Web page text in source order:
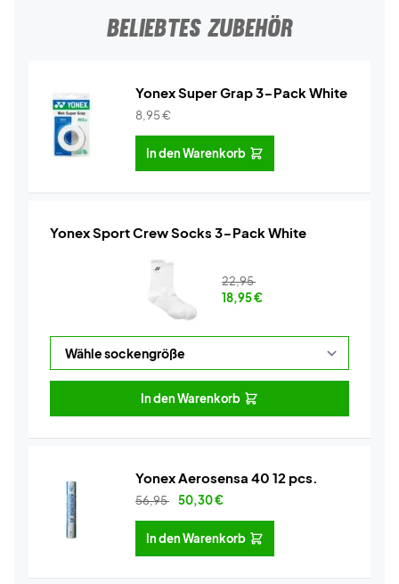
BELIEBTES ZUBEHÖR
Yonex Super Grap 3-Pack White
8,95€
In den Warenkorb
Yonex Sport Crew Socks 3-Pack White
22,95
18,95€
In den Warenkorb
Yonex Aerosensa 40 12 pcs.
56,95 50,30€
In den Warenkorb